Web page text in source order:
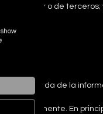
prestador o de terceros;
derivada de la
correctamente. En